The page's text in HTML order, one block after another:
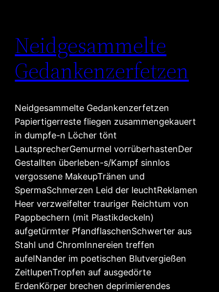
Neidgesammelte
Gedankenzerfetzen
Neidgesammelte Gedankenzerfetzen
Papiertigerreste fliegen zusammengekauert
in dumpfe-n Löcher tönt
LautsprecherGemurmel vorrüberhastenDer
Gestallten überleben-s/Kampf sinnlos
vergossene MakeupTränen und
SpermaSchmerzen Leid der leuchtReklamen
Heer verzweifelter trauriger Reichtum von
Pappbechern (mit Plastikdeckeln)
aufgetürmter PfandflaschenSchwerter aus
Stahl und ChromInnereien treffen
aufeINander im poetischen Blutvergießen
ZeitlupenTropfen auf ausgedörte
ErdenKörper brechen deprimierendes